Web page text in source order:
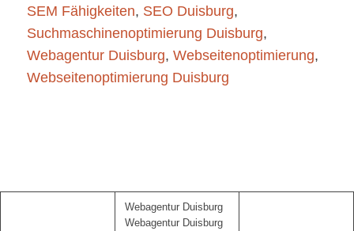
SEM Fähigkeiten, SEO Duisburg,
Suchmaschinenoptimierung Duisburg,
Webagentur Duisburg, Webseitenoptimierung,
Webseitenoptimierung Duisburg
Webagentur Duisburg
Webagentur Duisburg